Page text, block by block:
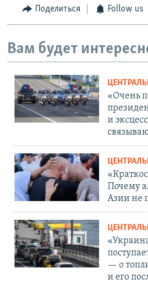
Поделиться Follow us
Вам будет
«Очень
и
Почему
Азии не
— о
и его